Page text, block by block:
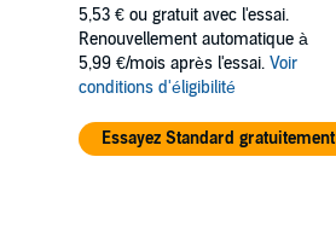
5,53 € ou gratuit avec l'essai.
Renouvellement automatique à
5,99 €/mois après l'essai. Voir
conditions d'éligibilité
Essayez Standard gratuitement